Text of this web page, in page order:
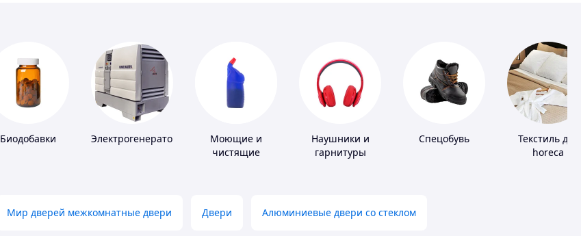
Биодобавки Электрогенераторы
Моющие и
чистящие
Наушники и
гарнитуры
Спецобувь
Текстиль для
horeca
Мир дверей межкомнатные двери Двери Алюминиевые двери со стеклом